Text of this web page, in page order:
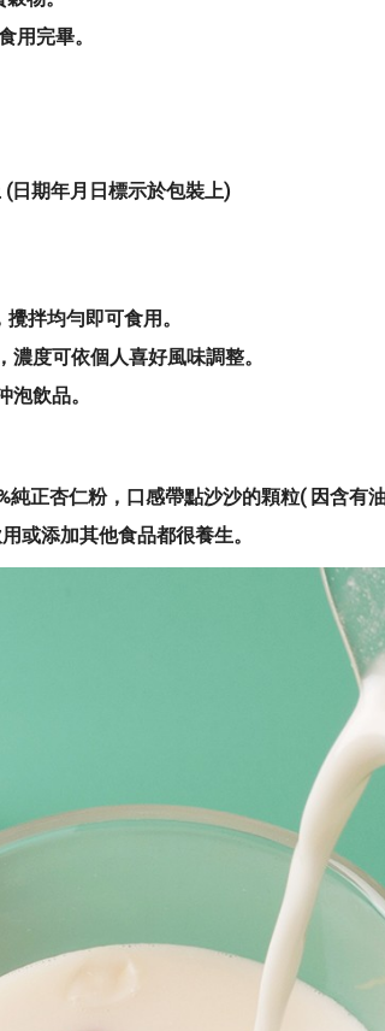
用完畢。
日期年月日標示於包裝上)
拌均勻即可食用。
度可依個人喜好風味調整。
飲品。
正杏仁粉，口感帶點沙沙的顆粒( 因含有
或添加其他食品都很養生。